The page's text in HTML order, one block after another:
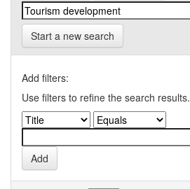
Start a new search
Add filters:
Use filters to refine the search results.